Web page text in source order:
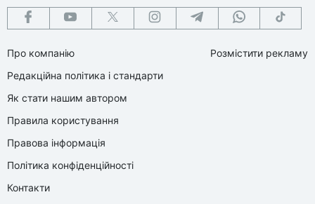
Про компанію
Редакційна політика і стандарти
Як стати нашим автором
Правила користування
Правова інформація
Політика конфіденційності
Контакти
Розмістити рекламу